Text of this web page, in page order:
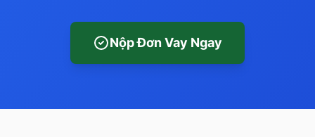
Nộp Đơn Vay Ngay